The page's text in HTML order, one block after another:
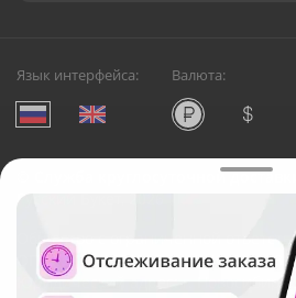
Язык интерфейса: Валюта:
Служба круглосуточной
Русский Букет, 2026
Общество с ограниченной
ОГРН: 1195476081745, ИНН:
Юридический адрес: г.